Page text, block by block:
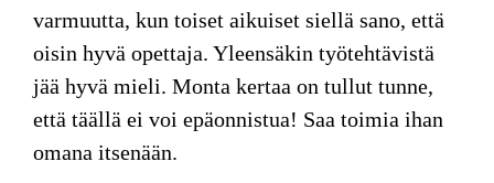
varmuutta, kun toiset aikuiset siellä sano, että
oisin hyvä opettaja. Yleensäkin työtehtävistä
jää hyvä mieli. Monta kertaa on tullut tunne,
että täällä ei voi epäonnistua! Saa toimia ihan
omana itsenään.